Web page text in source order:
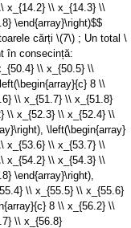
x_{14.2} \\ x_{14.3} \\
\end{array}\right)$$
cărți \(7\) ; Un total \
în consecință:
\\ x_{50.5} \\
8 \\
\\ x_{51.7} \\ x_{51.8}
\\ x_{52.3} \\ x_{52.4} \\
\left(\begin{array}
x_{53.6} \\ x_{53.7} \\
x_{54.2} \\ x_{54.3} \\
\end{array}\right),
\\ x_{55.5} \\ x_{55.6}
8 \\ x_{56.2} \\
\\ x_{56.8}